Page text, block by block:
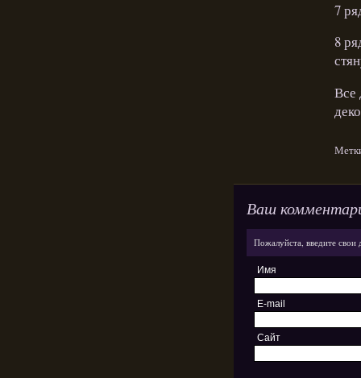
7
8
Все
Ваш
Пожалуйста, введите
Имя
E-mail
Сайт